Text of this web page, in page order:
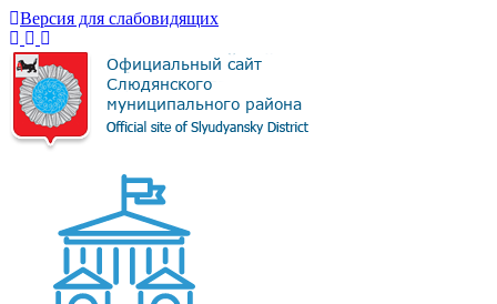
Версия для слабовидящих